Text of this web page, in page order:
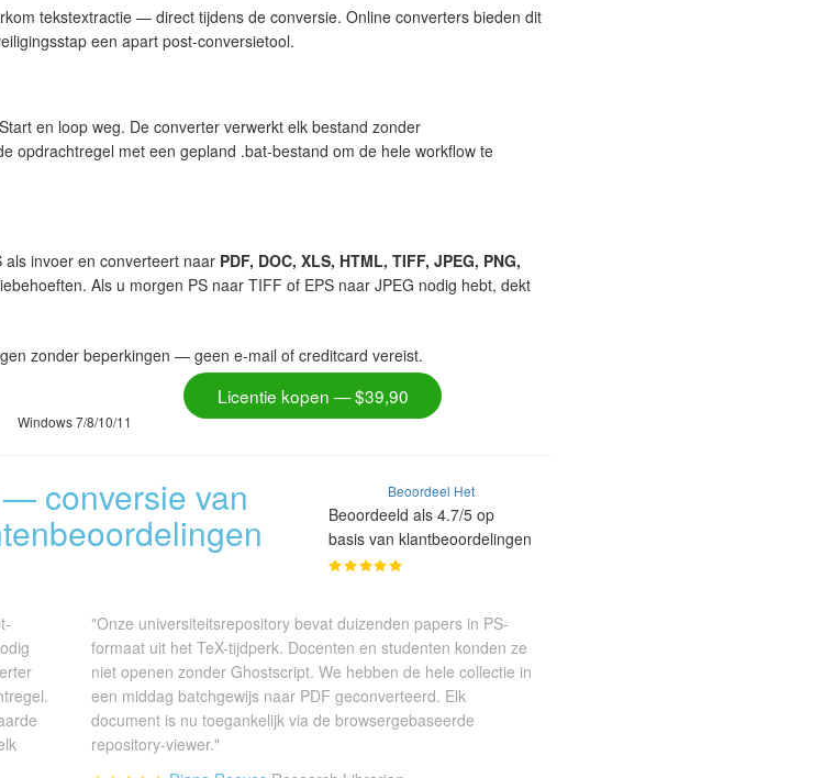
tekstextractie — direct tijdens de conversie. Online converters bieden dit
een apart post-conversietool.
en loop weg. De converter verwerkt elk bestand zonder
opdrachtregel met een gepland .bat-bestand om de hele workflow te
als invoer en converteert naar PDF, DOC, XLS, HTML, TIFF, JPEG, PNG,
Als u morgen PS naar TIFF of EPS naar JPEG nodig hebt, dekt
zonder beperkingen — geen e-mail of creditcard vereist.
Licentie kopen — $39,90
Windows 7/8/10/11
conversie van Beoordeel Het
Beoordeeld als 4.7/5 op
basis van klantbeoordelingen
"Onze universiteitsrepository bevat duizenden papers in PS-
formaat uit het TeX-tijdperk. Docenten en studenten konden ze
niet openen zonder Ghostscript. We hebben de hele collectie in
een middag batchgewijs naar PDF geconverteerd. Elk
document is nu toegankelijk via de browsergebaseerde
repository-viewer."